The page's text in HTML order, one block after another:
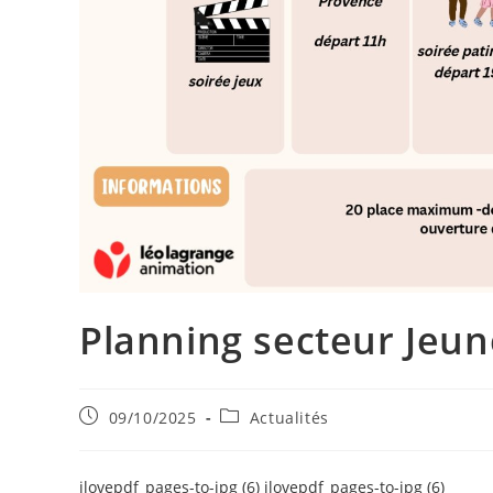
Planning secteur
Publication
09/10/2025
PostActualités
ilovepdf_pages-to-jpg (6) ilovepdf_pages-to-jpg (6)